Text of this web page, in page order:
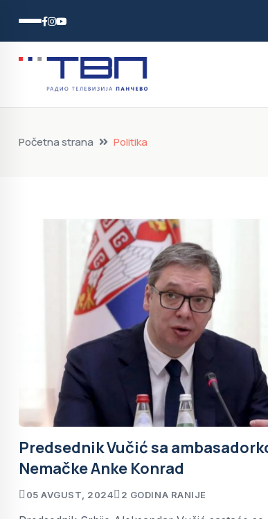
Početna strana Politika
Predsednik Vučić sa
Nemačke Anke Konrad
05 AVGUST, 2024 2 GODINA RANIJE